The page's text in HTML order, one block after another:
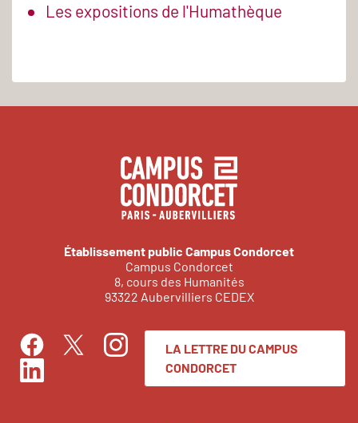
Les expositions de l'Humathèque
Établissement public Campus Condorcet
Campus Condorcet
8, cours des Humanités
93322 Aubervilliers CEDEX
FacebookTwitterInstagram
LinkedIn
LA LETTRE DU CAMPUS
CONDORCET